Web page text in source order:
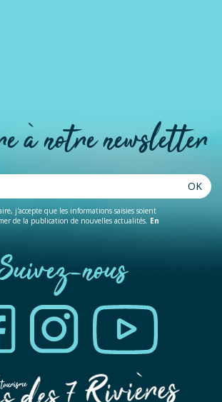
à notre newsletter
j'accepte que les informations saisies soient
de la publication de nouvelles actualités. En
OK
nous